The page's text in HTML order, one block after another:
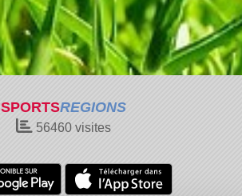
SPORTSREGIONS
56460visites